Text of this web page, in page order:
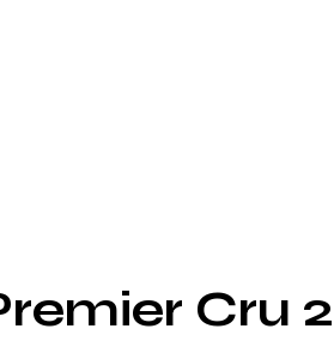
Cru